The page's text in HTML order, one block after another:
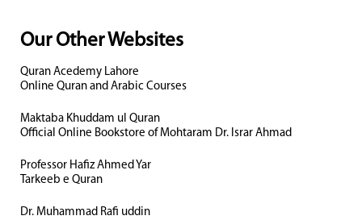
Our Other Websites
Quran Acedemy Lahore
Online Quran and Arabic Courses
Maktaba Khuddam ul Quran
Official Online Bookstore of Mohtaram Dr. Israr Ahmad
Professor Hafiz Ahmed Yar
Tarkeeb e Quran
Dr. Muhammad Rafi uddin